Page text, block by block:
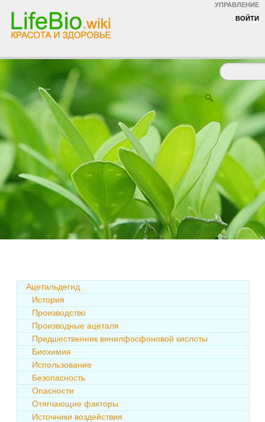
УПРАВЛЕНИЕ
ВОЙТИ
Ацетальдегид
История
Производство
Производные ацеталя
Предшественник винилфосфоновой кислоты
Биохимия
Использование
Безопасность
Опасности
Отягчающие факторы
Источники воздействия